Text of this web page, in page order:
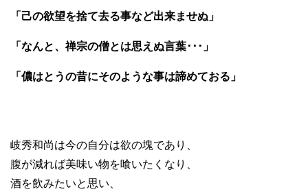
「己の欲望を捨て去る事など出来ませぬ」
「なんと、禅宗の僧とは思えぬ言葉･･･」
「儂はとうの昔にそのような事は諦めておる」
岐秀和尚は今の自分は欲の塊であり、
腹が減れば美味い物を喰いたくなり、
酒を飲みたいと思い、